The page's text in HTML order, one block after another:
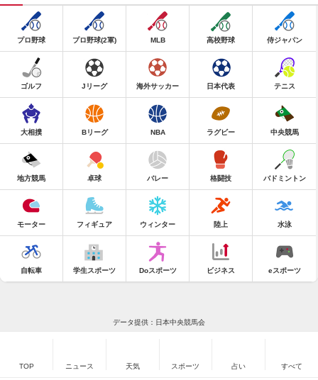
プロ野球 プロ野球(2軍) MLB 高校野球 侍ジャパン
ゴルフ Jリーグ 海外サッカー 日本代表 テニス
大相撲 Bリーグ NBA ラグビー 中央競馬
地方競馬 卓球 バレー 格闘技 バドミントン
モーター フィギュア ウィンター 陸上 水泳
自転車 学生スポーツ Doスポーツ ビジネス eスポーツ
データ提供：日本中央競馬会
TOP ニュース 天気 スポーツ 占い すべて